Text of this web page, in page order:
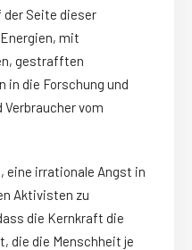
der Seite dieser
mit
gestrafften
in die Forschung und
Verbraucher vom
eine irrationale Angst in
Aktivisten zu
die Kernkraft die
die die Menschheit je